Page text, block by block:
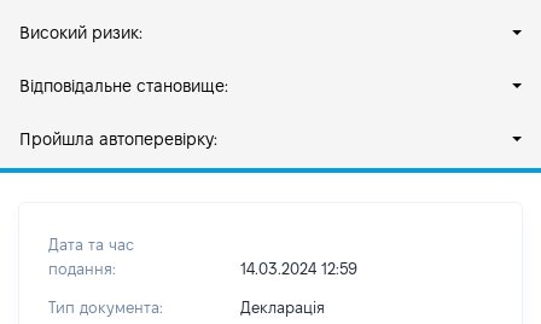
Високий ризик:
Відповідальне становище:
Пройшла автоперевірку:
Дата та час
подання:
14.03.2024 12:59
Тип документа: Декларація